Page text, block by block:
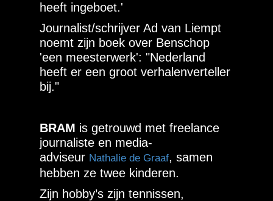
heeft ingeboet.'
Journalist/schrijver Ad van Liempt
noemt zijn boek over Benschop
'een meesterwerk': "Nederland
heeft er een groot verhalenverteller
bij."
BRAM is getrouwd met freelance
journaliste en media-
adviseur Nathalie de Graaf, samen
hebben ze twee kinderen.
Zijn hobby’s zijn tennissen,